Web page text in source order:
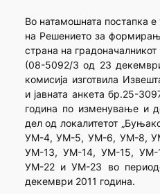
Во натамошната постапка
на Решението за
страна на
(08-5092/3 од 23
комисија изготвила
и јавната анкета бр.25-
година по изменување и
дел од локалитетот
УМ-4, УМ-5, УМ-6, УМ-8,
УМ-13, УМ-14, УМ-15,
УМ-22 и УМ-23 во
декември 2011 година.